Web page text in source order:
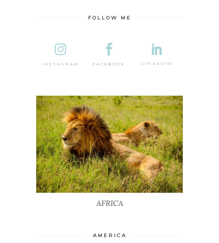
FOLLOW ME
INSTAGRAM FACEBOOK LINKEDIN
AFRICA
AMERICA